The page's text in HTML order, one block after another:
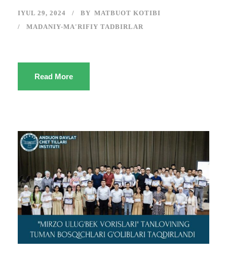
IYUL 29, 2024 BY MATBUOT KOTIBI
MADANIY-MA'RIFIY TADBIRLAR
Read More